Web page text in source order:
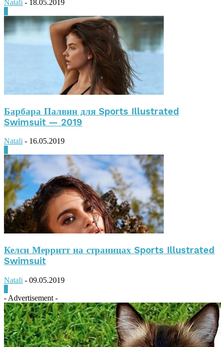
Natali - 18.05.2019
Барбара Палвин для Sports Illustrated
Swimsuit — 2019
Natali - 16.05.2019
Келси Мерритт на страницах Sports Illustrated
Swimsuit
Natali - 09.05.2019
- Advertisement -